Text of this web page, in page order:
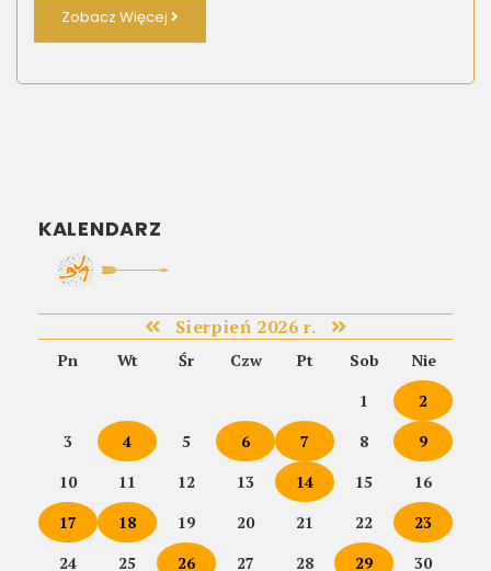
Zobacz Więcej
KALENDARZ
Sierpień 2026 r.
Pn Wt Śr Czw Pt Sob
Nie
1
2
3
4 5 6 7 8
9
10
11 12 13 14 15
16
17
18 19 20 21 22
23
24
25 26 27 28 29 30